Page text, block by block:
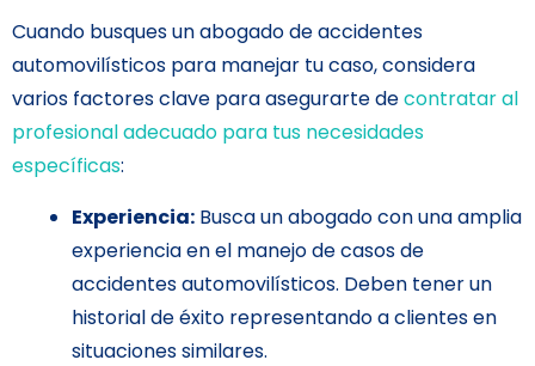
Cuando busques un abogado de accidentes
automovilísticos para manejar tu caso, considera
varios factores clave para asegurarte decontratar al
profesional adecuado para tus necesidades
específicas:
Experiencia: Busca un abogado con una amplia
experiencia en el manejo de casos de
accidentes automovilísticos. Deben tener un
historial de éxito representando a clientes en
situaciones similares.